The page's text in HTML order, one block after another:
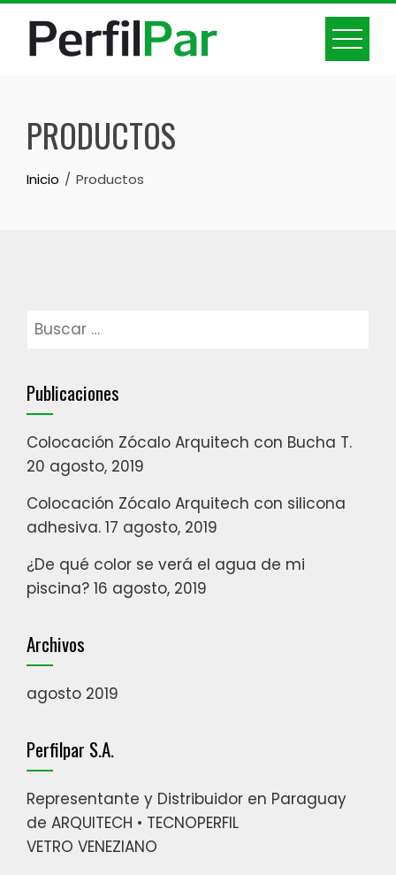
Skip
content
PRODUCTOS
Inicio Productos
Buscar:
Publicaciones
Colocación Zócalo Arquitech con Bucha T.
20 agosto, 2019
Colocación Zócalo Arquitech con silicona
adhesiva. 17 agosto, 2019
¿De qué color se verá el agua de mi
piscina? 16 agosto, 2019
Archivos
agosto 2019
Perfilpar S.A.
Representante y Distribuidor en Paraguay
de ARQUITECH • TECNOPERFIL
VETRO VENEZIANO